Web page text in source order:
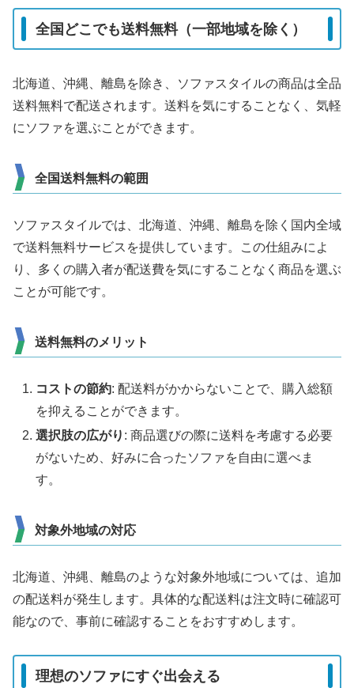
全国どこでも送料無料（一部地域を除く）
北海道、沖縄、離島を除き、ソファスタイルの商品は全品
送料無料で配送されます。送料を気にすることなく、気軽
にソファを選ぶことができます。
全国送料無料の範囲
ソファスタイルでは、北海道、沖縄、離島を除く国内全域
で送料無料サービスを提供しています。この仕組みによ
り、多くの購入者が配送費を気にすることなく商品を選ぶ
ことが可能です。
送料無料のメリット
コストの節約: 配送料がかからないことで、購入総額
を抑えることができます。
選択肢の広がり : 商品選びの際に送料を考慮する必要
がないため、好みに合ったソファを自由に選べま
す。
対象外地域の対応
北海道、沖縄、離島のような対象外地域については、追加
の配送料が発生します。具体的な配送料は注文時に確認可
能なので、事前に確認することをおすすめします。
理想のソファにすぐ出会える